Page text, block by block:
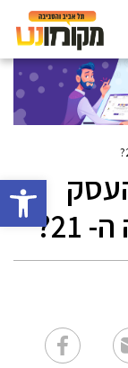
פתח